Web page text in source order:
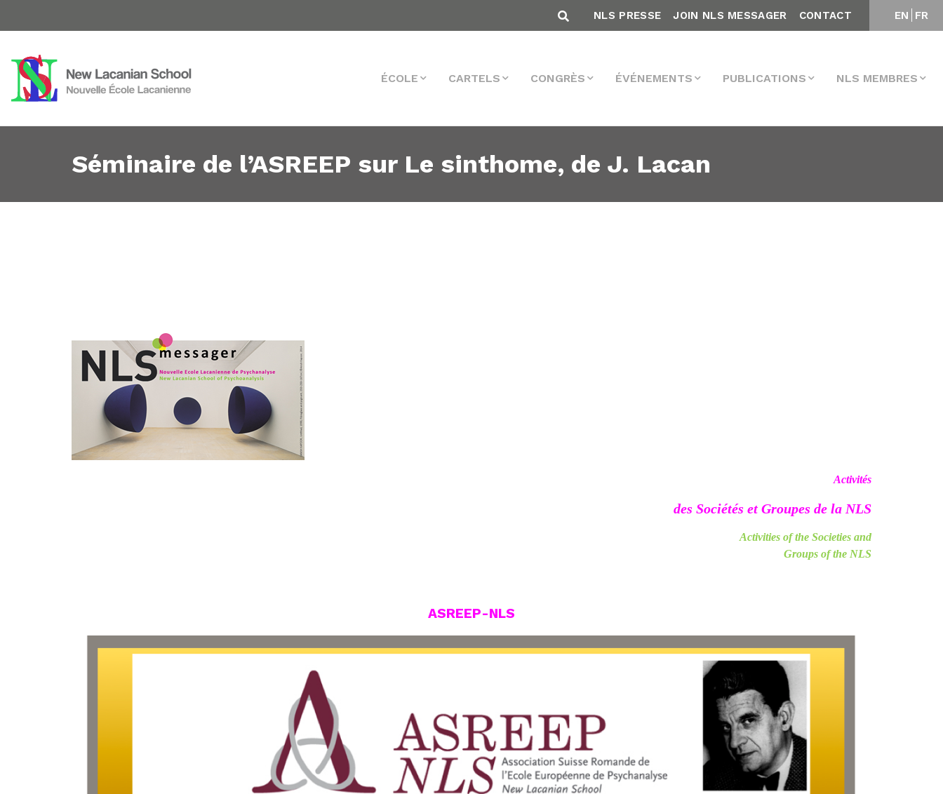
EN FR
NLS PRESSE JOIN NLS MESSAGER CONTACT
ÉCOLE CARTELS CONGRÈS ÉVÉNEMENTS PUBLICATIONS NLS MEMBRES
Séminaire de l’ASREEP sur Le sinthome, de J. Lacan
Activités
des Sociétés et Groupes de la NLS
Activities of the Societies and
Groups of the NLS
ASREEP-NLS